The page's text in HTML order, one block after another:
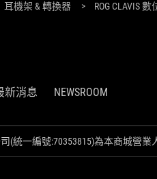
耳機架 & 轉換器 > ROG CLAVIS
新消息 NEWSROOM
(統一編號:70353815)為本商城營業